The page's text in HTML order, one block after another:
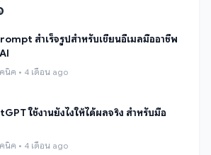
สำเร็จรูปสำหรับเขียนอีเมลมืออาชีพ
นิค • 4 เดือน ago
ใช้งานยังไงให้ได้ผลจริง สำหรับมือ
นิค • 4 เดือน ago